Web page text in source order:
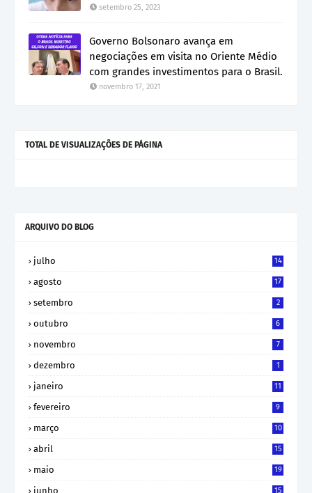
setembro 25, 2023
Governo Bolsonaro avança em
negociações em visita no Oriente Médio
com grandes investimentos para o Brasil.
novembro 17, 2021
TOTAL DE VISUALIZAÇÕES DE PÁGINA
ARQUIVO DO BLOG
julho 14
agosto 17
setembro 2
outubro 6
novembro 7
dezembro 1
janeiro 11
fevereiro 9
março 10
abril 15
maio 19
junho 15